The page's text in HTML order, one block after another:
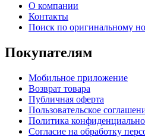
О компании
Контакты
Поиск по оригинальному
Покупателям
Мобильное приложение
Возврат товара
Публичная оферта
Пользовательское
Политика
Согласие на обработку